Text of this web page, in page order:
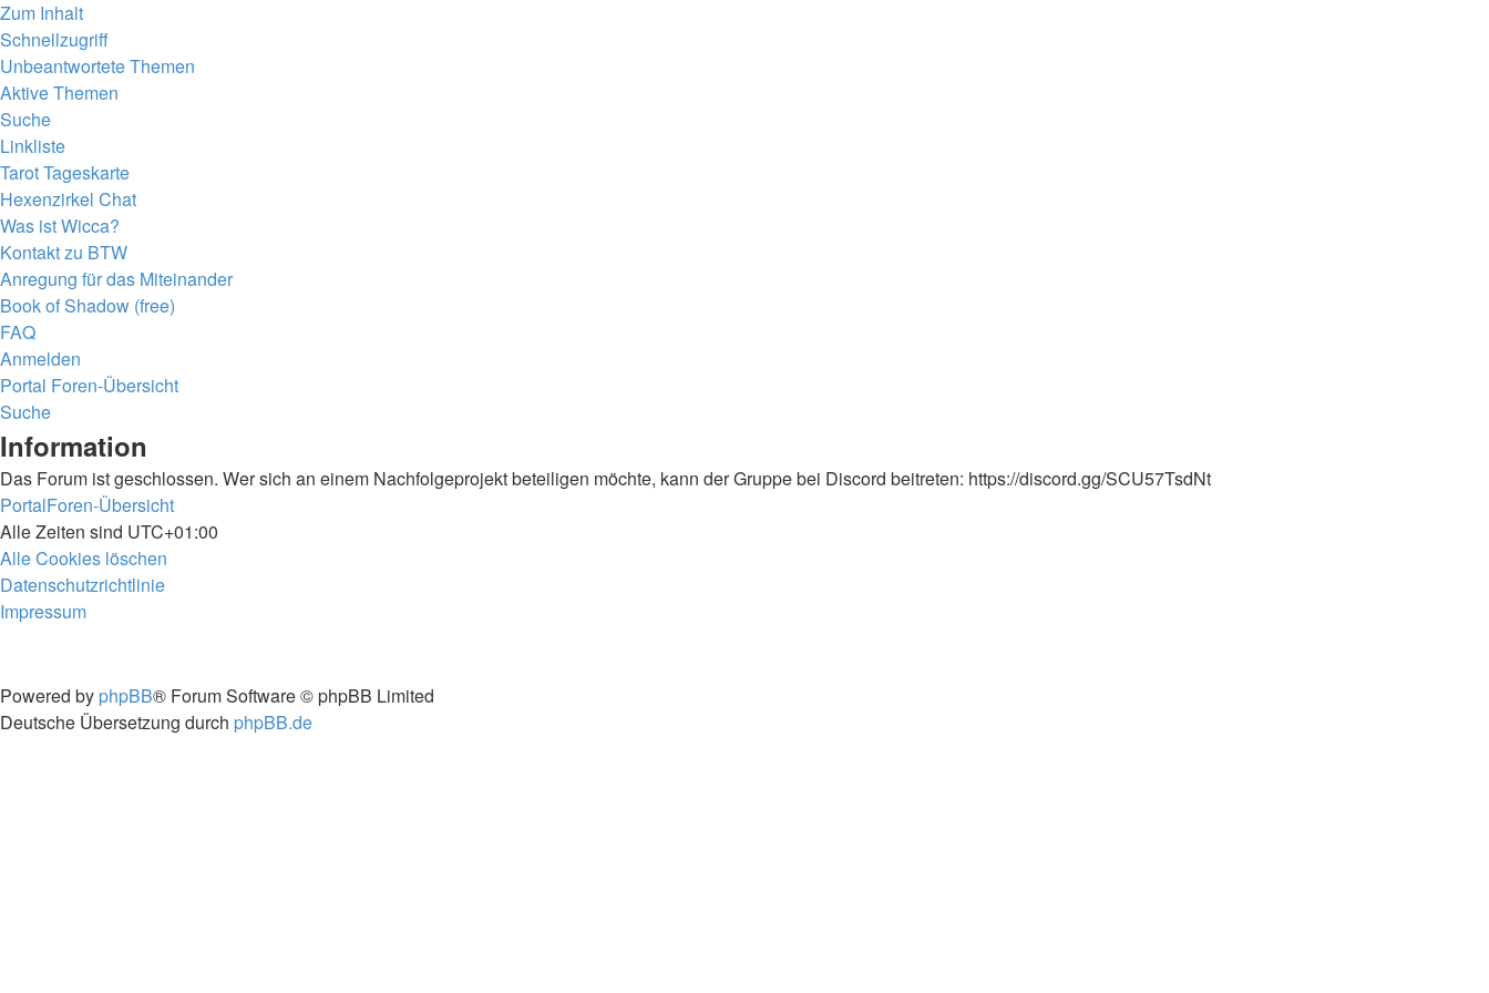
Zum Inhalt
Schnellzugriff
Unbeantwortete Themen
Aktive Themen
Suche
Linkliste
Tarot Tageskarte
Hexenzirkel Chat
Was ist Wicca?
Kontakt zu BTW
Anregung für das Miteinander
Book of Shadow (free)
FAQ
Anmelden
Portal Foren-Übersicht
Suche
Information
Das Forum ist geschlossen. Wer sich an einem Nachfolgeprojekt beteiligen möchte, kann der Gruppe bei Discord beitreten: https://discord.gg/SCU57TsdNt
PortalForen-Übersicht
Alle Zeiten sind UTC+01:00
Alle Cookies löschen
Datenschutzrichtlinie
Impressum
Powered by phpBB® Forum Software © phpBB Limited
Deutsche Übersetzung durch phpBB.de